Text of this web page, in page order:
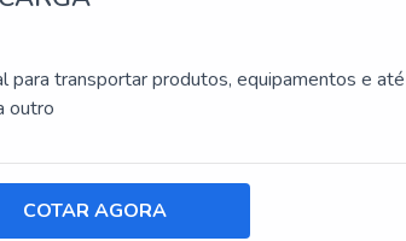
para transportar produtos, equipamentos e até
outro
COTAR AGORA